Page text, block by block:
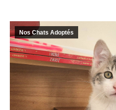
Nos Chats Adoptés